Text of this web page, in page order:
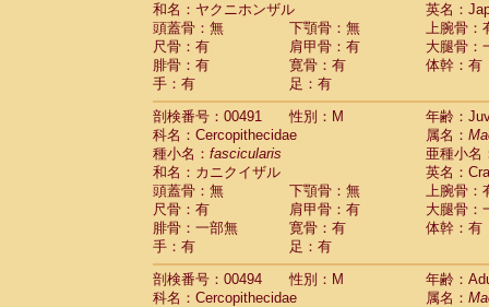
和名：ヤクニホンザル
英名：
頭蓋骨：無
下顎骨：無
上腕骨：
尺骨：有
肩甲骨：有
大腿骨：
腓骨：有
寛骨：有
体幹：有
手：有
足：有
剖検番号：00491
性別：M
年齢：
科名：Cercopithecidae
属名：
種小名： fascicularis
亜種小名
和名：カニクイザル
英名：
頭蓋骨：無
下顎骨：無
上腕骨：
尺骨：有
肩甲骨：有
大腿骨：
腓骨：一部無
寛骨：有
体幹：有
手：有
足：有
剖検番号：00494
性別：M
年齢：
科名：Cercopithecidae
属名：